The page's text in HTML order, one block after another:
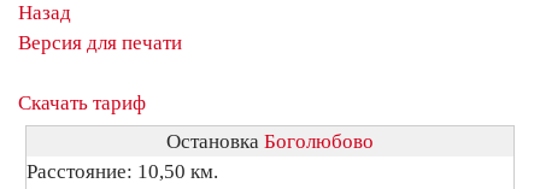
Назад
Версия для печати
Скачать тариф
Остановка Боголюбово
Расстояние: 10,50 км.